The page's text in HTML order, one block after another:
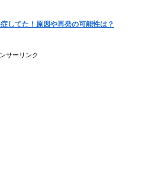
してた！原因や再発の可能性は？
サーリンク